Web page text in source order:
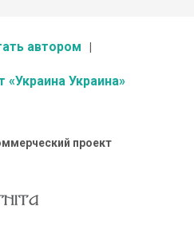
автором
Украина»
проект